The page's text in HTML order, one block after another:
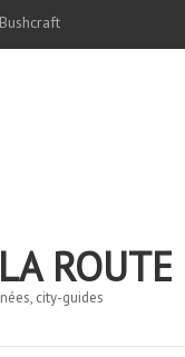
ROUTE
city-guides